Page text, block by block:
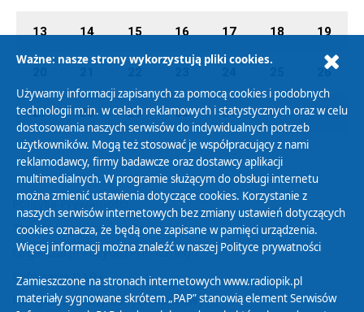
13 14 15 16 17 18 19
26
27 28 29 30 31 01 02
Polityka Prywatności
Zasady korzystania z Serwisu
Organizacje Pożytku Publicznego
Cyfryzacja DAB+
Polityka ochrony danych osobowych
Ważne: nasze strony wykorzystują pliki cookies.
Używamy informacji zapisanych za pomocą cookies i podobnych
technologii m.in. w celach reklamowych i statystycznych oraz w celu
dostosowania naszych serwisów do indywidualnych potrzeb
użytkowników. Mogą też stosować je współpracujący z nami
reklamodawcy, firmy badawcze oraz dostawcy aplikacji
multimedialnych. W programie służącym do obsługi internetu
można zmienić ustawienia dotyczące cookies. Korzystanie z
naszych serwisów internetowych bez zmiany ustawień dotyczących
cookies oznacza, że będą one zapisane w pamięci urządzenia.
Więcej informacji można znaleźć w naszej Polityce prywatności
Zamieszczone na stronach internetowych www.radiopik.pl
materiały sygnowane skrótem „PAP” stanowią element Serwisów